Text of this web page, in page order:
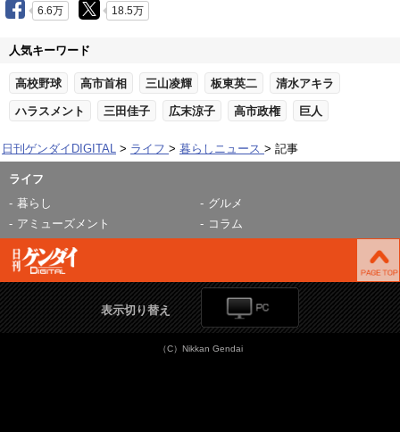
6.6万 18.5万
人気キーワード
高校野球 高市首相 三山凌輝 板東英二 清水アキラ
ハラスメント 三田佳子 広末涼子 高市政権 巨人
日刊ゲンダイDIGITAL ライフ 暮らしニュース 記事
ライフ
暮らし
グルメ
アミューズメント
コラム
表示切り替え
（C）Nikkan Gendai